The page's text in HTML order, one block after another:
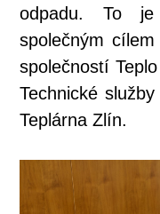
odpadu. To
společným
společností
Technické
Teplárna Zlín.